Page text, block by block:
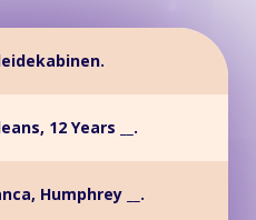
12 Years __.
Humphrey __.